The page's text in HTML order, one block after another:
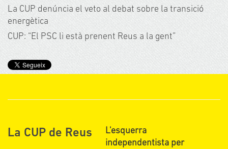
La CUP denúncia el veto al debat sobre la transició
energètica
CUP: “El PSC li està prenent Reus a la gent”
La CUP de Reus
L'esquerra
independentista per